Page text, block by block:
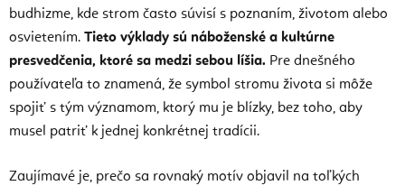
budhizme, kde strom často súvisí s poznaním, životom alebo
osvietením. Tieto výklady sú náboženské a kultúrne
presvedčenia, ktoré sa medzi sebou líšia. Pre dnešného
používateľa to znamená, že symbol stromu života si môže
spojiť s tým významom, ktorý mu je blízky, bez toho, aby
musel patriť k jednej konkrétnej tradícii.
Zaujímavé je, prečo sa rovnaký motív objavil na toľkých